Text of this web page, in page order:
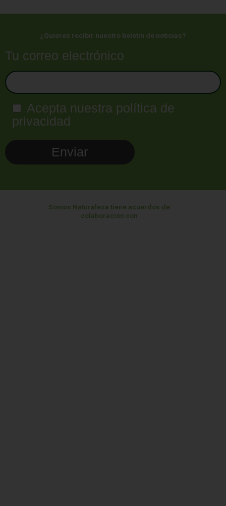
¿Quieres recibir nuestro boletín de noticias?
Tu correo electrónico
Acepta nuestra política de
privacidad
Somos Naturaleza tiene acuerdos de
colaboración con